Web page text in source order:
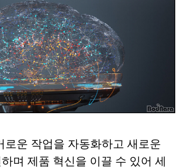
로운 작업을 자동화하고 새로운
며 제품 혁신을 이끌 수 있어 세